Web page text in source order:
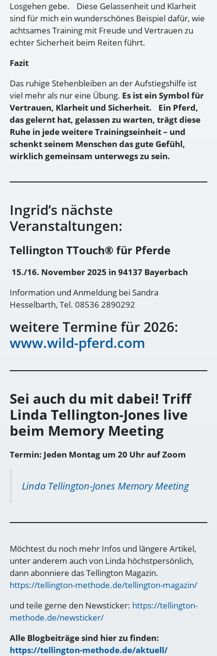
Losgehen gebe. Diese Gelassenheit und Klarheit
sind für mich ein wunderschönes Beispiel dafür, wie
achtsames Training mit Freude und Vertrauen zu
echter Sicherheit beim Reiten führt.
Fazit
Das ruhige Stehenbleiben an der Aufstiegshilfe ist
viel mehr als nur eine Übung. Es ist ein Symbol für
Vertrauen, Klarheit und Sicherheit. Ein Pferd,
das gelernt hat, gelassen zu warten, trägt diese
Ruhe in jede weitere Trainingseinheit – und
schenkt seinem Menschen das gute Gefühl,
wirklich gemeinsam unterwegs zu sein.
Ingrid’s nächste
Veranstaltungen:
Tellington TTouch® für Pferde
15./16. November 2025 in 94137 Bayerbach
Information und Anmeldung bei Sandra
Hesselbarth, Tel. 08536 2890292
weitere Termine für 2026:
www.wild-pferd.com
Sei auch du mit dabei! Triff
Linda Tellington-Jones live
beim Memory Meeting
Termin: Jeden Montag um 20 Uhr auf Zoom
Linda Tellington-Jones Memory Meeting
Möchtest du noch mehr Infos und längere Artikel,
unter anderem auch von Linda höchstpersönlich,
dann abonniere das Tellington Magazin.
https://tellington-methode.de/tellington-magazin/
und teile gerne den Newsticker: https://tellington-
methode.de/newsticker/
Alle Blogbeiträge sind hier zu finden:
https://tellington-methode.de/aktuell/